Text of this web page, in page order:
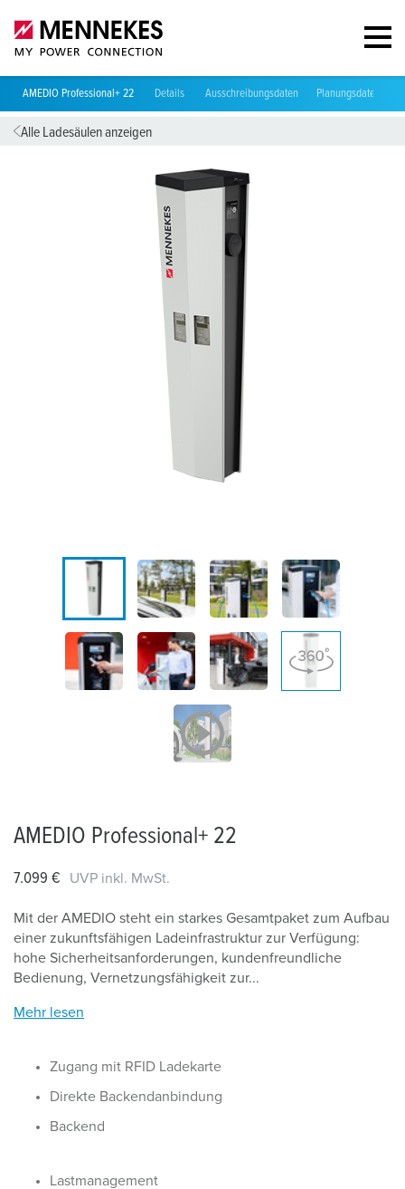
AMEDIO Professional+ 22 Details Ausschreibungsdaten Planungsdaten &
Alle Ladesäulen anzeigen
AMEDIO Professional+ 22
7.099 € UVP inkl. MwSt.
Mit der AMEDIO steht ein starkes Gesamtpaket zum Aufbau
einer zukunftsfähigen Ladeinfrastruktur zur Verfügung:
hohe Sicherheitsanforderungen, kundenfreundliche
Bedienung, Vernetzungsfähigkeit zur...
Mehr lesen
Zugang mit RFID Ladekarte
Direkte Backendanbindung
Backend
Lastmanagement